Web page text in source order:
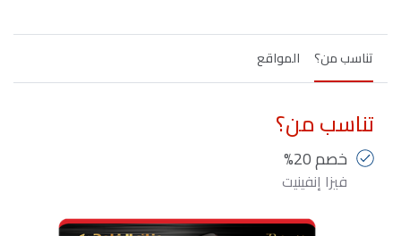
تناسب من؟ المواقع
تناسب من؟
خصم 20%
فيزا إنفينيت